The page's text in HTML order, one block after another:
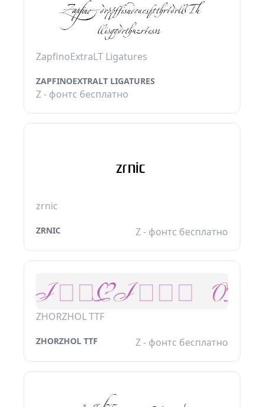
ZapfinoExtraLT Ligatures
ZAPFINOEXTRALT LIGATURES
Z - фонтс бесплатно
zrnic
ZRNIC Z - фонтс бесплатно
ZHORZHOL TTF
ZHORZHOL TTF Z - фонтс бесплатно